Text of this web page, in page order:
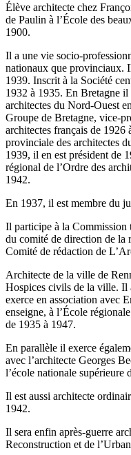
Élève architecte chez
de Paulin à l’École des
1900.
Il a une vie socio-
nationaux que provinciaux.
1939. Inscrit à la Société
1932 à 1935. En Bretagne
architectes du Nord-Ouest
Groupe de Bretagne, vice-
architectes français de 1926
provinciale des architectes
1939, il en est président de
régional de l’Ordre des
1942.
En 1937, il est membre du
Il participe à la Commission
du comité de direction de la
Comité de rédaction de
Architecte de la ville de
Hospices civils de la ville. Il
exerce en association avec
enseigne, à l’École
de 1935 à 1947.
En parallèle il exerce
avec l’architecte Georges
l’école nationale supérieure
Il est aussi architecte
1942.
Il sera enfin après-guerre
Reconstruction et de